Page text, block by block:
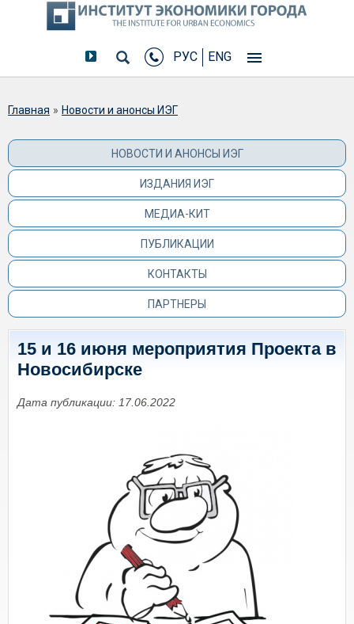
РУС ENG
Вы здесь
Главная » Новости и анонсы ИЭГ
НОВОСТИ И АНОНСЫ ИЭГ
ИЗДАНИЯ ИЭГ
МЕДИА-КИТ
ПУБЛИКАЦИИ
КОНТАКТЫ
ПАРТНЕРЫ
15 и 16 июня мероприятия Проекта в
Новосибирске
Дата публикации: 17.06.2022